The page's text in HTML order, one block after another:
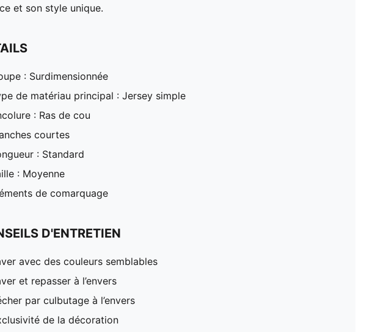
et son style unique.
: Surdimensionnée
de matériau principal : Jersey simple
: Ras de cou
courtes
: Standard
: Moyenne
de comarquage
D'ENTRETIEN
avec des couleurs semblables
et repasser à l’envers
par culbutage à l’envers
de la décoration